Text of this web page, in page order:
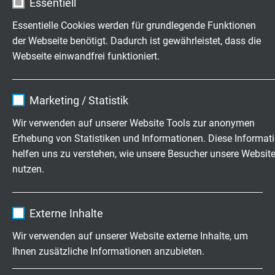
Essentielle Cookies werden für grundlegende Funktionen
der Webseite benötigt. Dadurch ist gewährleistet, dass die
Webseite einwandfrei funktioniert.
Laufzeit 1 Jahr
Marketing / Statistik
Wir verwenden auf unserer Website Tools zur anonymen
Erhebung von Statistiken und Informationen. Diese
helfen uns zu verstehen, wie unsere Besucher unsere Website
nutzen.
Laufzeit 2 Jahre
Externe Inhalte
Wir verwenden auf unserer Website externe Inhalte, um
Ihnen zusätzliche Informationen anzubieten.
nicht bewegt: -50°C / +90°C
bewegt: -40°C / +90°C
bei eingeschränkter Gebrauchsdauer: +125 °C
(2000 h)
ANSCHLUSSENDE
Außenmantel
TPE-U
Anschlussseite 2
glatt abgeschnitten